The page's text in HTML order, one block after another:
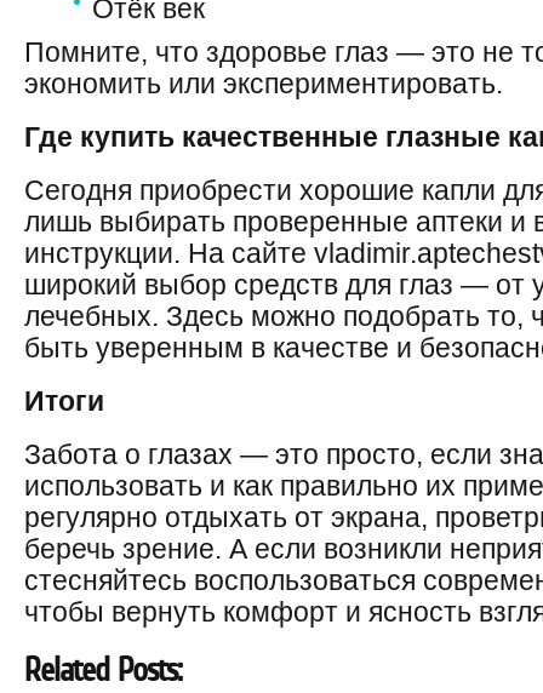
Отёк век
Помните, что здоровье глаз — это не
экономить или экспериментировать.
Где купить качественные глазные
Сегодня приобрести хорошие капли
лишь выбирать проверенные аптеки и
инструкции. На сайте
широкий выбор средств для глаз — от
лечебных. Здесь можно подобрать то,
быть уверенным в качестве и
Итоги
Забота о глазах — это просто, если
использовать и как правильно их
регулярно отдыхать от экрана,
беречь зрение. А если возникли
стесняйтесь воспользоваться
чтобы вернуть комфорт и ясность
Related Posts: